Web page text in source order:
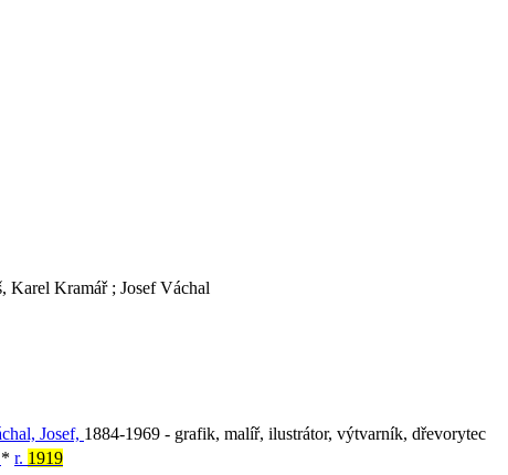
Karel Kramář ; Josef Váchal
Josef, 1884-1969 - grafik, malíř, ilustrátor, výtvarník, dřevorytec
* r. 1919